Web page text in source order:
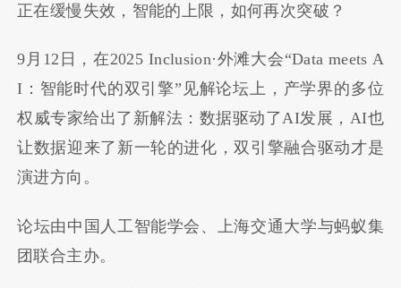
正在缓慢失效，智能的上限，如何再次突破？
9月12日，在2025 Inclusion·外滩大会“Data meets A
I：智能时代的双引擎”见解论坛上，产学界的多位
权威专家给出了新解法：数据驱动了AI发展，AI也
让数据迎来了新一轮的进化，双引擎融合驱动才是
演进方向。
论坛由中国人工智能学会、上海交通大学与蚂蚁集
团联合主办。